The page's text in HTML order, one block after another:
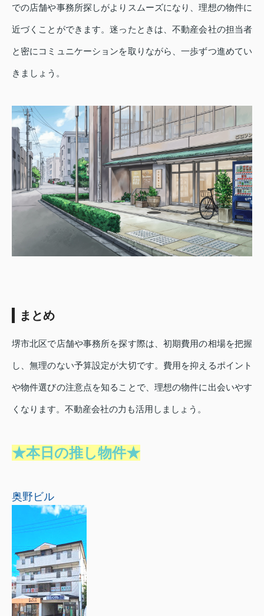
での店舗や事務所探しがよりスムーズになり、理想の物件に
近づくことができます。迷ったときは、不動産会社の担当者
と密にコミュニケーションを取りながら、一歩ずつ進めてい
きましょう。
まとめ
堺市北区で店舗や事務所を探す際は、初期費用の相場を把握
し、無理のない予算設定が大切です。費用を抑えるポイント
や物件選びの注意点を知ることで、理想の物件に出会いやす
くなります。不動産会社の力も活用しましょう。
★本日の推し物件★
奥野ビル